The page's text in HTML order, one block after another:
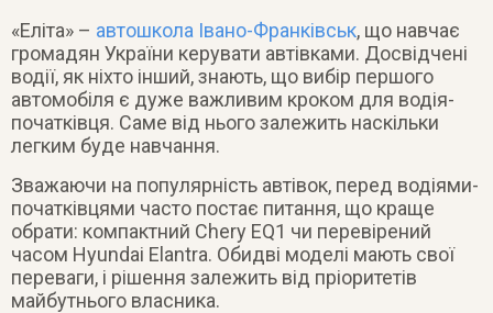
«Еліта» – автошкола Івано-Франківськ, що навчає
громадян України керувати автівками. Досвідчені
водії, як ніхто інший, знають, що вибір першого
автомобіля є дуже важливим кроком для водія-
початківця. Саме від нього залежить наскільки
легким буде навчання.
Зважаючи на популярність автівок, перед водіями-
початківцями часто постає питання, що краще
обрати: компактний Chery EQ1 чи перевірений
часом Hyundai Elantra. Обидві моделі мають свої
переваги, і рішення залежить від пріоритетів
майбутнього власника.